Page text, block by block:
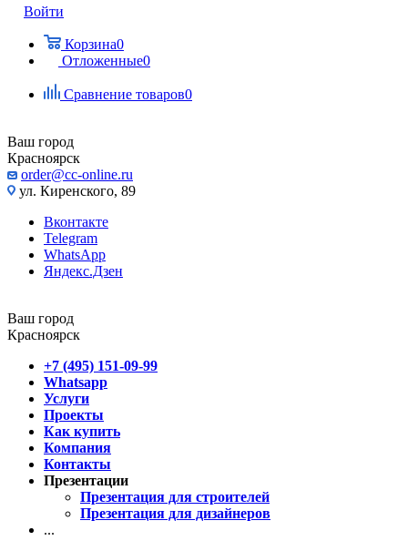
Войти
Корзина0
Отложенные0
Сравнение товаров0
Ваш город
Красноярск
order@cc-online.ru
ул. Киренского, 89
Вконтакте
Telegram
WhatsApp
Яндекс.Дзен
Ваш город
Красноярск
+7 (495) 151-09-99
Whatsapp
Услуги
Проекты
Как купить
Компания
Контакты
Презентации
Презентация для строителей
Презентация для дизайнеров
...